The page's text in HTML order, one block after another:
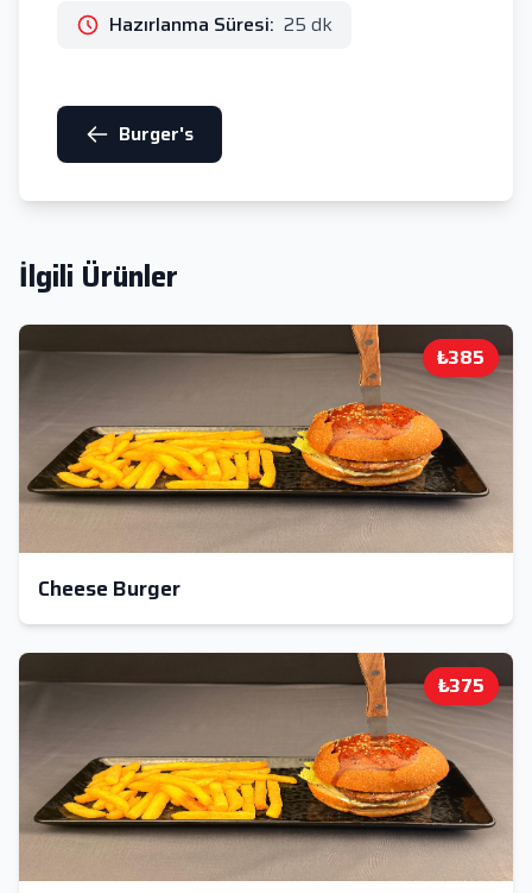
Hazırlanma Süresi: 25 dk
Burger's
İlgili Ürünler
₺385
Cheese Burger
₺375